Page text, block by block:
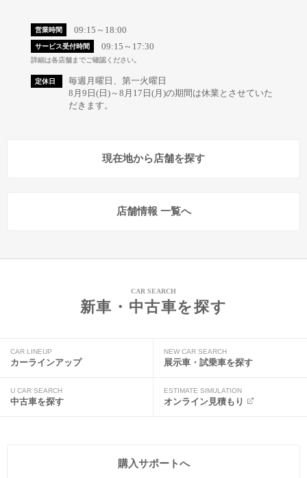
営業時間 09:15～18:00
サービス受付時間 09:15～17:30
詳細は各店舗までご確認ください。
定休日
毎週月曜日、第一火曜日
8月9日(日)～8月17日(月)の期間は休業とさせていた
だきます。
現在地から店舗を探す
店舗情報 一覧へ
CAR SEARCH
新車・中古車を探す
CAR LINEUP
カーラインアップ
NEW CAR SEARCH
展示車・試乗車を探す
U CAR SEARCH
中古車を探す
ESTIMATE SIMULATION
オンライン見積もり
購入サポートへ